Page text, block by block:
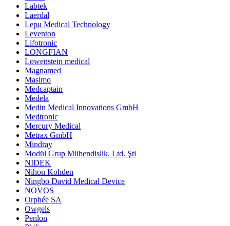
Labtek
Laerdal
Lepu Medical Technology
Leventon
Lifotronic
LONGFIAN
Lowenstein medical
Magnamed
Masimo
Medcaptain
Medela
Medin Medical Innovations GmbH
Medtronic
Mercury Medical
Metrax GmbH
Mindray
Modül Grup Mühendislik. Ltd. Şti
NIDEK
Nihon Kohden
Ningbo David Medical Device
NOVOS
Orphée SA
Owgels
Penlon